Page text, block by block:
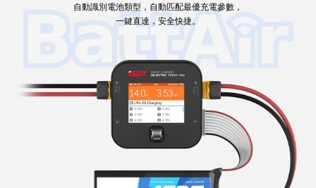
自動識別電池類型，自動匹配最優充電參數，
一鍵直達，安全快捷。